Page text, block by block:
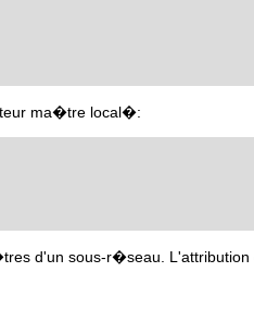
ma�tre local�:
d'un sous-r�seau.